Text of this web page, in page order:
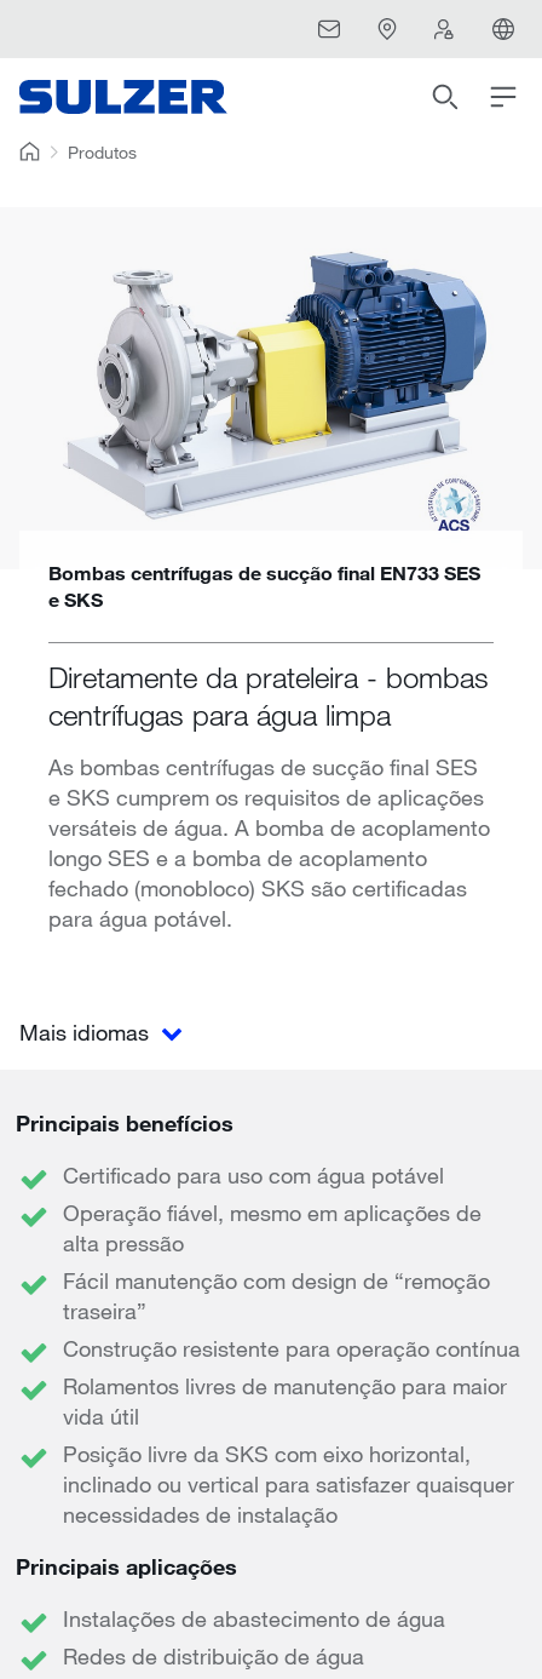
Produtos
Bombas centrífugas de sucção final EN733 SES
e SKS
Diretamente da prateleira - bombas
centrífugas para água limpa
As bombas centrífugas de sucção final SES
e SKS cumprem os requisitos de aplicações
versáteis de água. A bomba de acoplamento
longo SES e a bomba de acoplamento
fechado (monobloco) SKS são certificadas
para água potável.
Mais idiomas
Principais benefícios
Certificado para uso com água potável
Operação fiável, mesmo em aplicações de
alta pressão
Fácil manutenção com design de “remoção
traseira”
Construção resistente para operação contínua
Rolamentos livres de manutenção para maior
vida útil
Posição livre da SKS com eixo horizontal,
inclinado ou vertical para satisfazer quaisquer
necessidades de instalação
Principais aplicações
Instalações de abastecimento de água
Redes de distribuição de água